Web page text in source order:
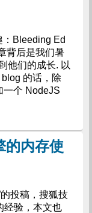
：Bleeding Ed
背后是我们暑
他们的成长. 以
的话，除
一个 NodeJS
内存使
投稿，搜狐技
经验，本文也